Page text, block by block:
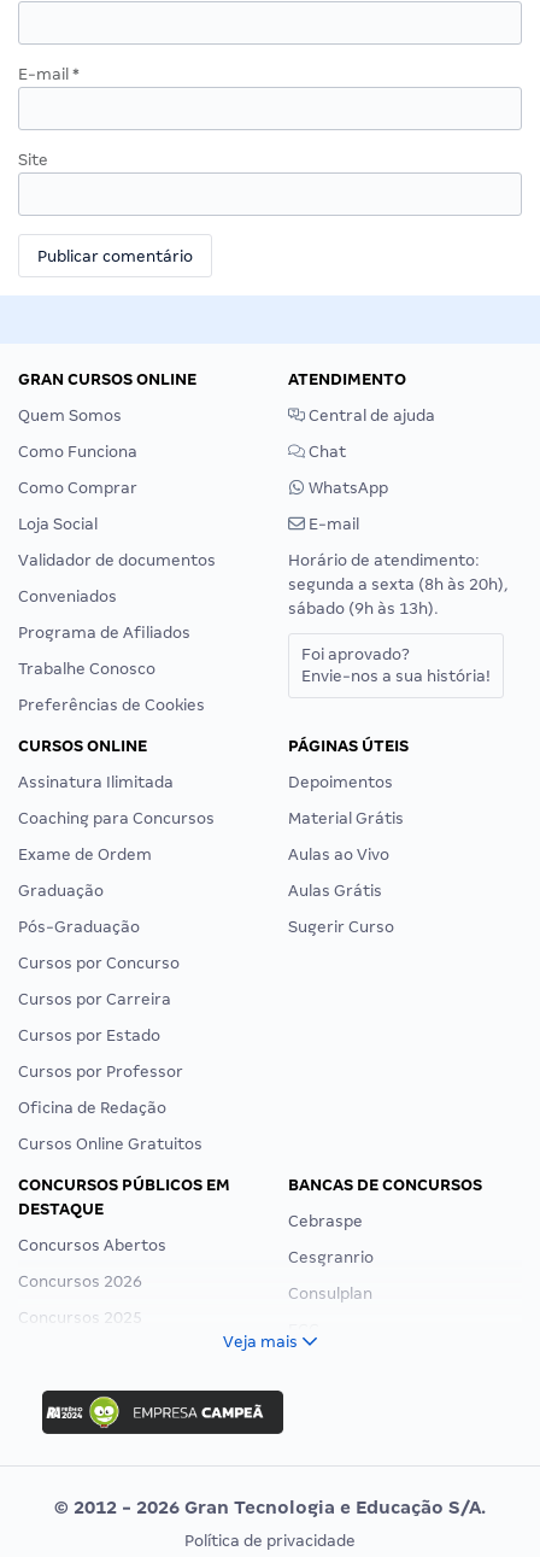
E-mail *
Site
GRAN CURSOS ONLINE
Quem Somos
Como Funciona
Como Comprar
Loja Social
Validador de documentos
Conveniados
Programa de Afiliados
Trabalhe Conosco
Preferências de Cookies
ATENDIMENTO
Central de ajuda
Chat
WhatsApp
E-mail
Horário de atendimento:
segunda a sexta (8h às 20h),
sábado (9h às 13h).
Foi aprovado?
Envie-nos a sua história!
CURSOS ONLINE
Assinatura Ilimitada
Coaching para Concursos
Exame de Ordem
Graduação
Pós-Graduação
Cursos por Concurso
Cursos por Carreira
Cursos por Estado
Cursos por Professor
Oficina de Redação
Cursos Online Gratuitos
PÁGINAS ÚTEIS
Depoimentos
Material Grátis
Aulas ao Vivo
Aulas Grátis
Sugerir Curso
CONCURSOS PÚBLICOS EM
DESTAQUE
Concursos Abertos
Concursos 2026
Concursos 2025
Concurso Ibama
Concurso MPU
Editais publicados
BANCAS DE CONCURSOS
Cebraspe
Cesgranrio
Consulplan
Vunesp
CONCURSOS POR PROFISSÃO EXAME DE ORDEM
Veja mais
© 2012 - 2026 Gran Tecnologia e Educação S/A.
Política de privacidade